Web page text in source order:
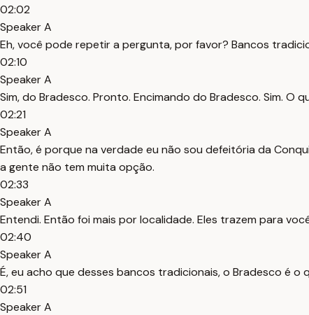
02:02
Speaker A
Eh, você pode repetir a pergunta, por favor? Bancos
02:10
Speaker A
Sim, do Bradesco. Pronto. Encimando do Bradesco. Sim.
02:21
Speaker A
Então, é porque na verdade eu não sou defeitória da
a gente não tem muita opção.
02:33
Speaker A
Entendi. Então foi mais por localidade. Eles trazem para
02:40
Speaker A
É, eu acho que desses bancos tradicionais, o Bradesco é o
02:51
Speaker A